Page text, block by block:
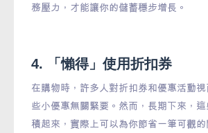
務壓力，才能讓你的儲蓄穩步增長。
4. 「懶得」使用折扣券
在購物時，許多人對折扣券和優惠活動
些小優惠無關緊要。然而，長期下來，
積起來，實際上可以為你節省一筆可觀的